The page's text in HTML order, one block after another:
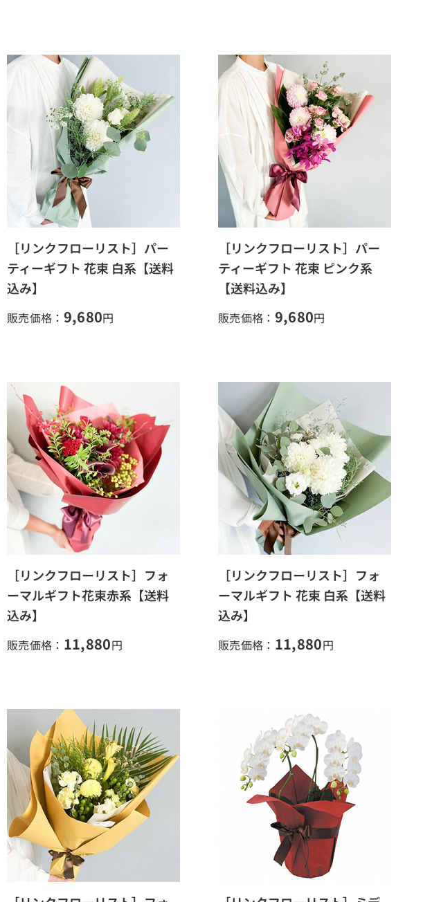
［リンクフローリスト］パー
ティーギフト 花束 白系【送料
込み】
販売価格： 9,680円
［リンクフローリスト］パー
ティーギフト 花束 ピンク系
【送料込み】
販売価格： 9,680円
［リンクフローリスト］フォ
ーマルギフト花束赤系【送料
込み】
販売価格： 11,880円
［リンクフローリスト］フォ
ーマルギフト 花束 白系【送料
込み】
販売価格： 11,880円